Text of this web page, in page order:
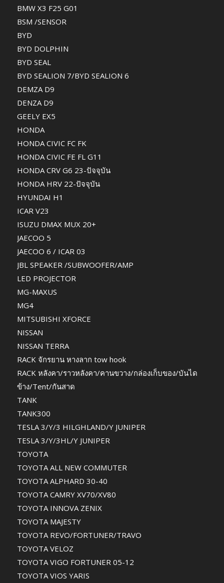
BMW X3 F25 G01
BSM /SENSOR
BYD
BYD DOLPHIN
BYD SEAL
BYD SEALION 7/BYD SEALION 6
DEMZA D9
DENZA D9
GEELY EX5
HONDA
HONDA CIVIC FC FK
HONDA CIVIC FE FL G11
HONDA CRV G6 23-ปัจจุบัน
HONDA HRV 22-ปัจจุบัน
HYUNDAI H1
ICAR V23
ISUZU DMAX MUX 20+
JAECOO 5
JAECOO 6 / ICAR 03
JBL SPEAKER /SUBWOOFER/AMP
LED PROJECTOR
MG-MAXUS
MG4
MITSUBISHI XFORCE
NISSAN
NISSAN TERRA
RACK จักรยาน หางลาก tow hook
RACK หลังคา/ราวหลังคา/คานขวาง/กล่องเก็บของ/บันได
ข้าง/Tent/กันสาด
TANK
TANK300
TESLA 3/Y/3 HILGHLAND/Y JUNIPER
TESLA 3/Y/3HL/Y JUNIPER
TOYOTA
TOYOTA ALL NEW COMMUTER
TOYOTA ALPHARD 30-40
TOYOTA CAMRY XV70/XV80
TOYOTA INNOVA ZENIX
TOYOTA MAJESTY
TOYOTA REVO/FORTUNER/TRAVO
TOYOTA VELOZ
TOYOTA VIGO FORTUNER 05-12
TOYOTA VIOS YARIS